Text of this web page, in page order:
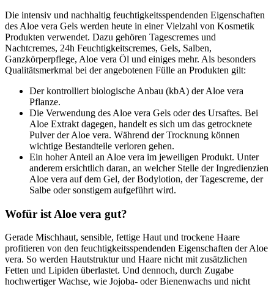
Die intensiv und nachhaltig feuchtigkeitsspendenden Eigenschaften
des Aloe vera Gels werden heute in einer Vielzahl von Kosmetik
Produkten verwendet. Dazu gehören Tagescremes und
Nachtcremes, 24h Feuchtigkeitscremes, Gels, Salben,
Ganzkörperpflege, Aloe vera Öl und einiges mehr. Als besonders
Qualitätsmerkmal bei der angebotenen Fülle an Produkten gilt:
Der kontrolliert biologische Anbau (kbA) der Aloe vera
Pflanze.
Die Verwendung des Aloe vera Gels oder des Ursaftes. Bei
Aloe Extrakt dagegen, handelt es sich um das getrocknete
Pulver der Aloe vera. Während der Trocknung können
wichtige Bestandteile verloren gehen.
Ein hoher Anteil an Aloe vera im jeweiligen Produkt. Unter
anderem ersichtlich daran, an welcher Stelle der Ingredienzien
Aloe vera auf dem Gel, der Bodylotion, der Tagescreme, der
Salbe oder sonstigem aufgeführt wird.
Wofür ist Aloe vera gut?
Gerade Mischhaut, sensible, fettige Haut und trockene Haare
profitieren von den feuchtigkeitsspendenden Eigenschaften der Aloe
vera. So werden Hautstruktur und Haare nicht mit zusätzlichen
Fetten und Lipiden überlastet. Und dennoch, durch Zugabe
hochwertiger Wachse, wie Jojoba- oder Bienenwachs und nicht